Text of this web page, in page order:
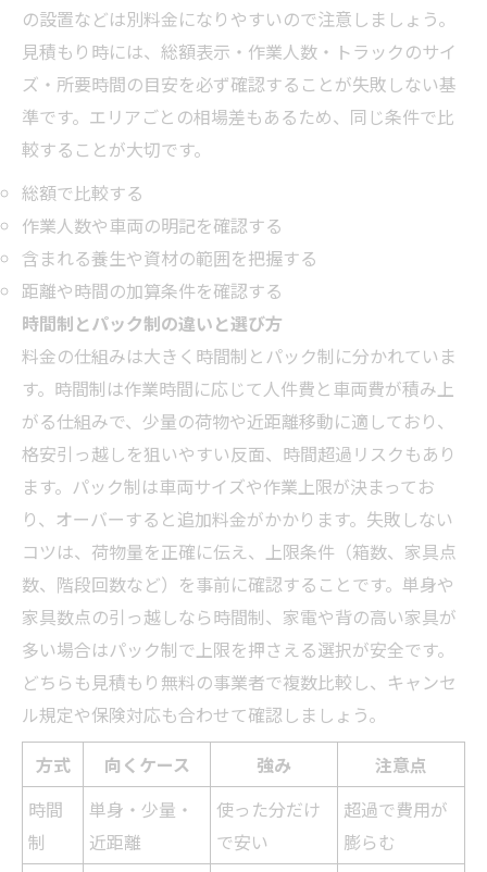
の設置などは別料金になりやすいので注意しましょう。
見積もり時には、総額表示・作業人数・トラックのサイ
ズ・所要時間の目安を必ず確認することが失敗しない基
準です。エリアごとの相場差もあるため、同じ条件で比
較することが大切です。
総額で比較する
作業人数や車両の明記を確認する
含まれる養生や資材の範囲を把握する
距離や時間の加算条件を確認する
時間制とパック制の違いと選び方
料金の仕組みは大きく時間制とパック制に分かれていま
す。時間制は作業時間に応じて人件費と車両費が積み上
がる仕組みで、少量の荷物や近距離移動に適しており、
格安引っ越しを狙いやすい反面、時間超過リスクもあり
ます。パック制は車両サイズや作業上限が決まってお
り、オーバーすると追加料金がかかります。失敗しない
コツは、荷物量を正確に伝え、上限条件（箱数、家具点
数、階段回数など）を事前に確認することです。単身や
家具数点の引っ越しなら時間制、家電や背の高い家具が
多い場合はパック制で上限を押さえる選択が安全です。
どちらも見積もり無料の事業者で複数比較し、キャンセ
ル規定や保険対応も合わせて確認しましょう。
方式
向くケース 強み
注意点
時間
制
単身・少量・
近距離
使った分だけ
で安い
超過で費用が
膨らむ